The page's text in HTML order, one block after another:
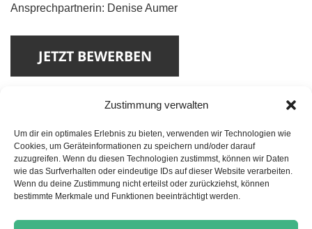
Zustimmung verwalten
Um dir ein optimales Erlebnis zu bieten, verwenden wir Technologien wie
Cookies, um Geräteinformationen zu speichern und/oder darauf
zuzugreifen. Wenn du diesen Technologien zustimmst, können wir Daten
wie das Surfverhalten oder eindeutige IDs auf dieser Website verarbeiten.
Wenn du deine Zustimmung nicht erteilst oder zurückziehst, können
bestimmte Merkmale und Funktionen beeinträchtigt werden.
Ansprechpartnerin: Denise Aumer
Beitragsnavigation
VORHERIGER
Vorheriger
Pflegedienstleitung (m/w/d) für unsere